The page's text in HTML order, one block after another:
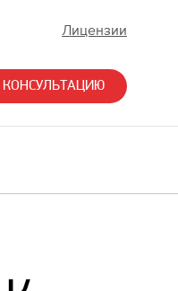
Лицензии
КОНСУЛЬТАЦИЮ